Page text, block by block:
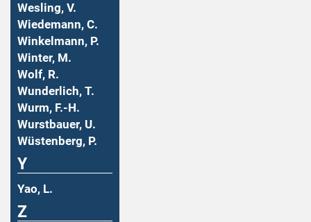
Wesling, V.
Wiedemann, C.
Winkelmann, P.
Winter, M.
Wolf, R.
Wunderlich, T.
Wurm, F.-H.
Wurstbauer, U.
Wüstenberg, P.
Y
Yao, L.
Z